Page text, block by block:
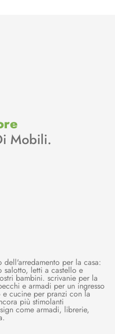
Mobili.
per la casa:
letti a castello e
bambini. scrivanie per la
e armadi per un ingresso
cucine per pranzi con la
più stimolanti
come armadi, librerie,